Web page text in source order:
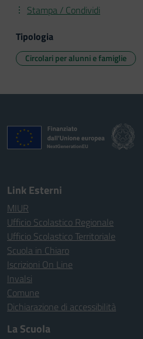
Stampa / Condividi
Tipologia
Circolari per alunni e famiglie
Link Esterni
MIUR
Ufficio Scolastico Regionale
Ufficio Scolastico Territoriale
Scuola in Chiaro
Iscrizioni On Line
Invalsi
Comune
Dichiarazione di accessibilità
La Scuola